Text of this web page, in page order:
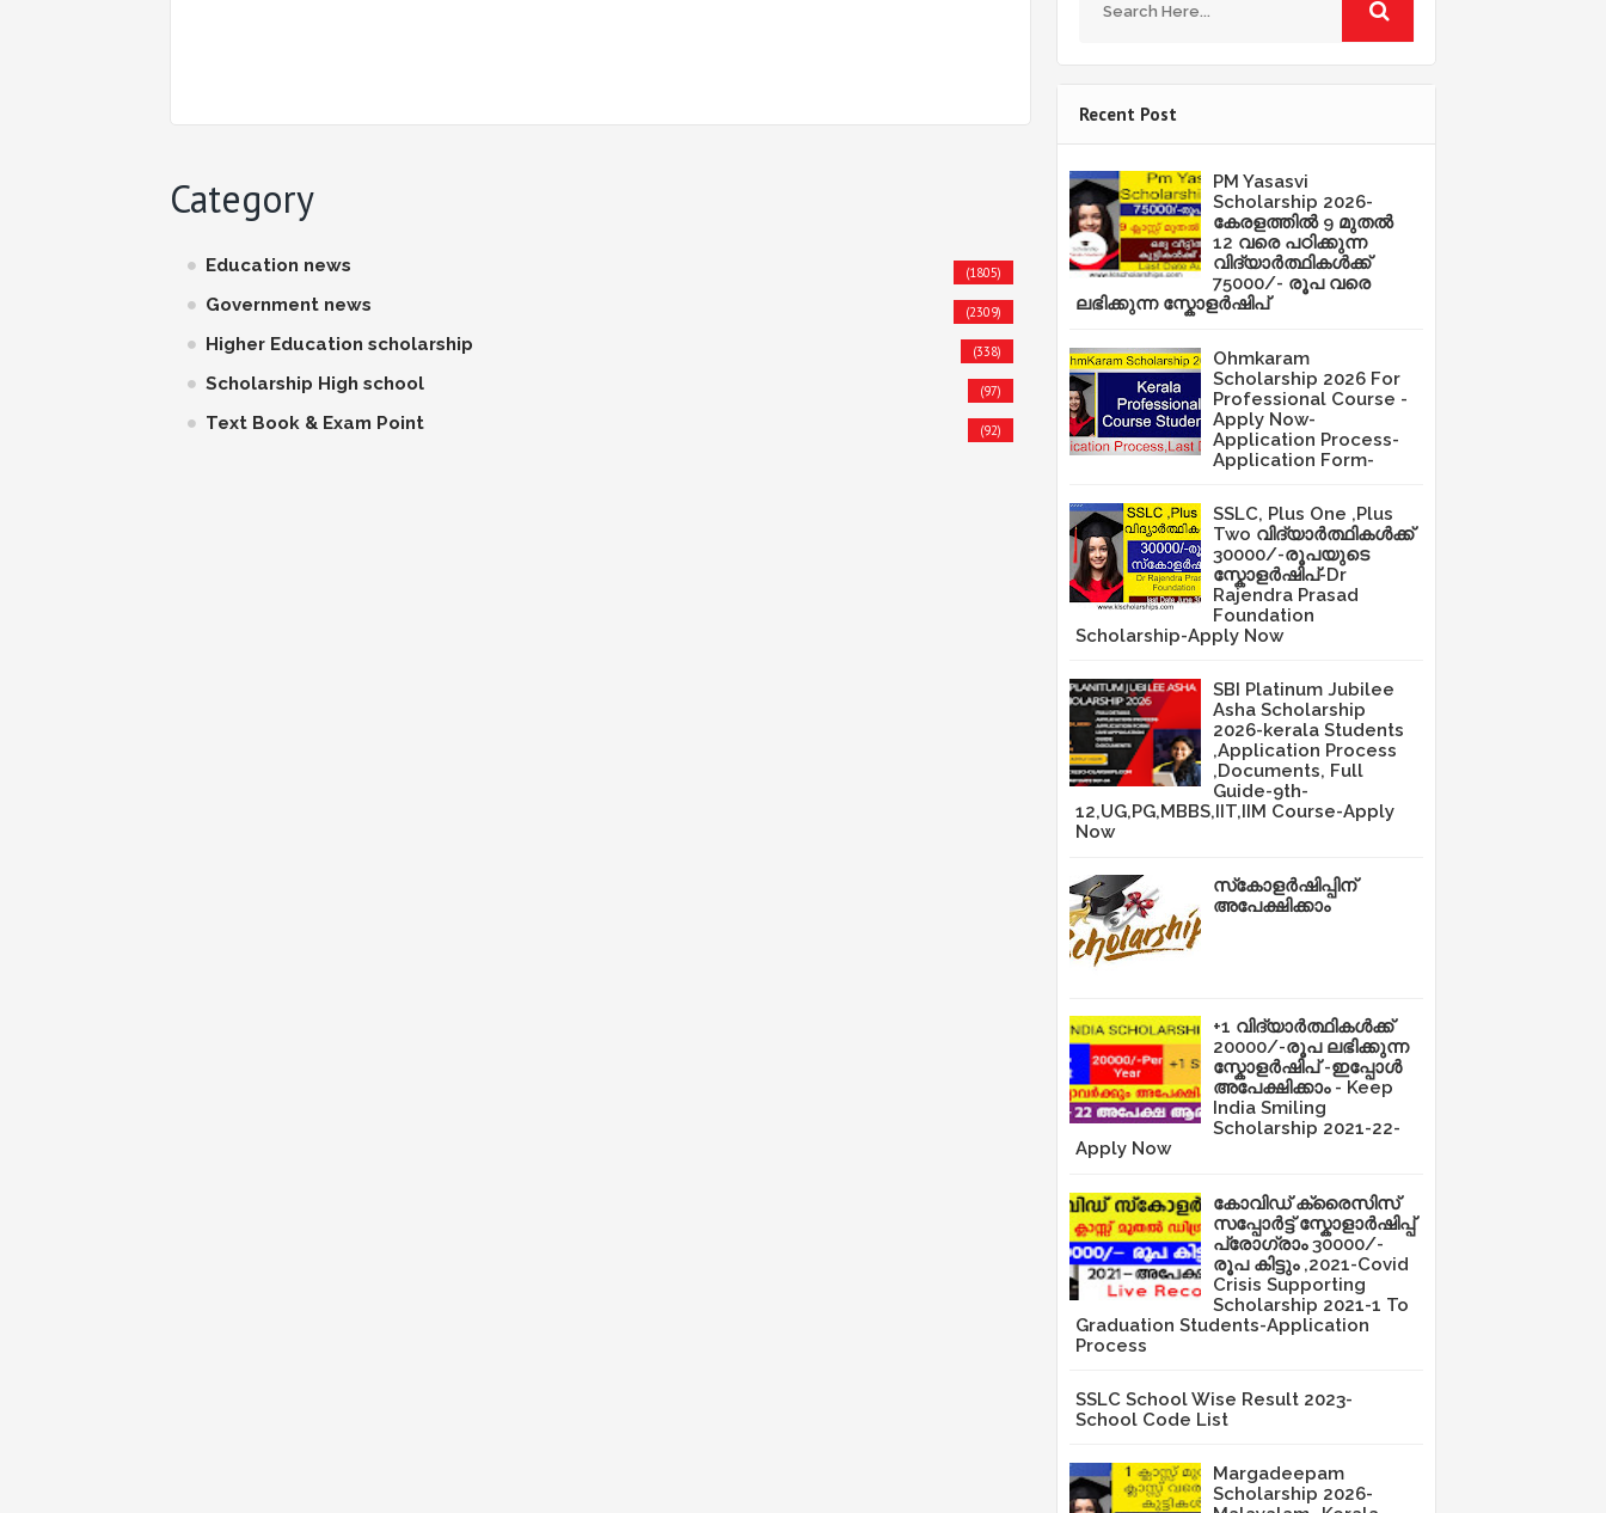
Category
Education news (1805)
Government news (2309)
Higher Education scholarship (338)
Scholarship High school (97)
Text Book & Exam Point (92)
Recent Post
PM Yasasvi
Scholarship 2026-
കേരളത്തിൽ 9 മുതൽ
12 വരെ പഠിക്കുന്ന
വിദ്യാർത്ഥികൾക്ക്
75000/- രൂപ വരെ
ലഭിക്കുന്ന സ്കോളർഷിപ്
Ohmkaram
Scholarship 2026 For
Professional Course -
Apply Now-
Application Process-
Application Form-
SSLC, Plus One ,Plus
Two വിദ്യാർത്ഥികൾക്ക്
30000/-രൂപയുടെ
സ്കോളർഷിപ്-Dr
Rajendra Prasad
Foundation
Scholarship-Apply Now
SBI Platinum Jubilee
Asha Scholarship
2026-kerala Students
,Application Process
,Documents, Full
Guide-9th-
12,UG,PG,MBBS,IIT,IIM Course-Apply
Now
സ്‌കോളർഷിപ്പിന്
അപേക്ഷിക്കാം
+1 വിദ്യാർത്ഥികൾക്ക്
20000/-രൂപ ലഭിക്കുന്ന
സ്കോളർഷിപ് -ഇപ്പോൾ
അപേക്ഷിക്കാം - Keep
India Smiling
Scholarship 2021-22-
Apply Now
കോവിഡ് ക്രൈസിസ്
സപ്പോർട്ട് സ്കോളാർഷിപ്പ്
പ്രോഗ്രാം 30000/-
രൂപ കിട്ടും ,2021-Covid
Crisis Supporting
Scholarship 2021-1 To
Graduation Students-Application
Process
SSLC School Wise Result 2023-
School Code List
Margadeepam
Scholarship 2026-